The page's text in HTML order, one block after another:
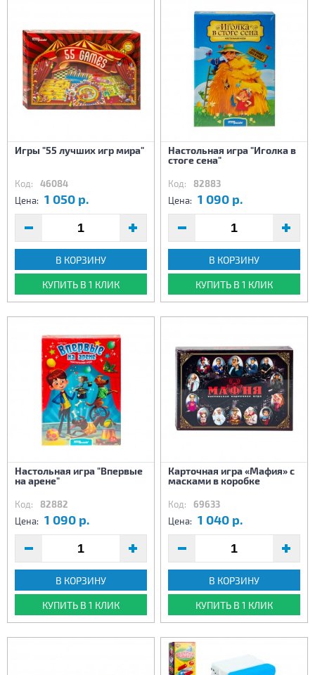
Игры "55 лучших игр мира"
Код: 46084
Цена: 1 050 р.
В КОРЗИНУ
КУПИТЬ В 1 КЛИК
Настольная игра "Иголка в
стоге сена"
Код: 82883
Цена: 1 090 р.
В КОРЗИНУ
КУПИТЬ В 1 КЛИК
Настольная игра "Впервые
на арене"
Код: 82882
Цена: 1 090 р.
В КОРЗИНУ
КУПИТЬ В 1 КЛИК
Карточная игра «Мафия» с
масками в коробке
Код: 69633
Цена: 1 040 р.
В КОРЗИНУ
КУПИТЬ В 1 КЛИК